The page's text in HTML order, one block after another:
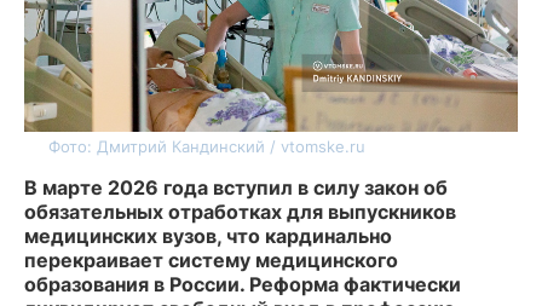
Фото: Дмитрий Кандинский / vtomske.ru
В марте 2026 года вступил в силу закон об
обязательных отработках для выпускников
медицинских вузов, что кардинально
перекраивает систему медицинского
образования в России. Реформа фактически